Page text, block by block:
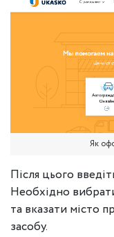
Як
Після цього
Необхідно
та вказати місто
засобу.